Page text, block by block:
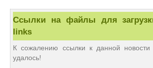
Ссылки на файлы для
links
К сожалению ссылки к данной новости
удалось!